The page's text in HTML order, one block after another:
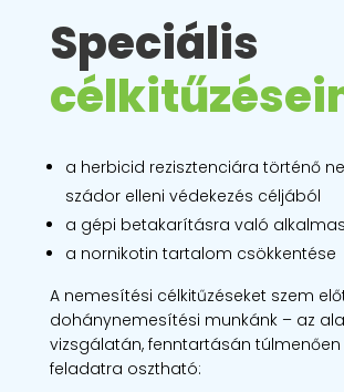
a herbicid rezisztenciára történő
szádor elleni védekezés céljából
a gépi betakarításra való
a nornikotin tartalom csökkentése
A nemesítési célkitűzéseket szem
dohánynemesítési munkánk – az
vizsgálatán, fenntartásán
feladatra osztható: